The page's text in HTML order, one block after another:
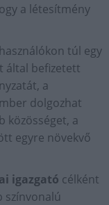
a létesítmény
túl egy
által befizetett
a
dolgozhat
közösséget, a
egyre növekvő
igazgató célként
színvonalú